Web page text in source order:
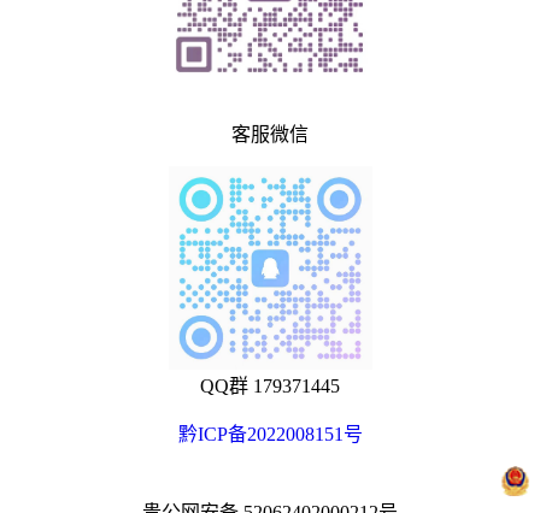
客服微信
QQ群 179371445
黔ICP备2022008151号